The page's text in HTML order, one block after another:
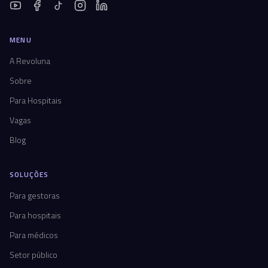
MENU
A Revoluna
Sobre
Para Hospitais
Vagas
Blog
SOLUÇÕES
Para gestoras
Para hospitais
Para médicos
Setor público